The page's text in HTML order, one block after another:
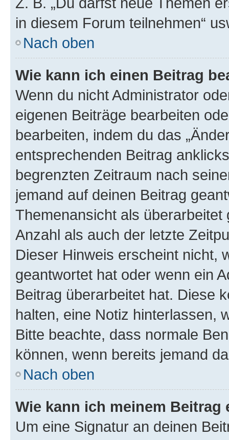
in diesem Forum teilnehmen“
Nach oben
Wie kann ich einen Beitrag
Wenn du nicht Administrator
eigenen Beiträge bearbeiten
bearbeiten, indem du das
entsprechenden Beitrag
begrenzten Zeitraum nach
jemand auf deinen Beitrag
Themenansicht als
Anzahl als auch der letzte
Dieser Hinweis erscheint nicht,
geantwortet hat oder wenn ein
Beitrag überarbeitet hat. Diese
halten, eine Notiz hinterlassen,
Bitte beachte, dass normale
können, wenn bereits jemand
Nach oben
Wie kann ich meinem
Um eine Signatur an deinen